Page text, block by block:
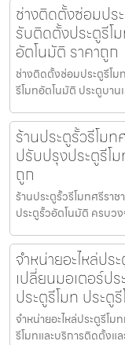
ช่างติดตั้งซ่อมปร
รับติดตั้งประตูรีโ
อัตโนมัติ ราคาถูก
ช่างติดตั้งซ่อมประตูรีโ
รีโมทอัตโนมัติ ประตูบาน
ร้านประตูรั้วรีโม
ปรับปรุงประตูรีโ
ถูก
ร้านประตูรั้วรีโมทศรีรา
ประตูรั้วอัตโนมัติ ครบว
จำหน่ายอะไหล่ปร
เปลี่ยนมอเตอร์ป
ประตูรีโมท ประตู
จำหน่ายอะไหล่ประตูรีโ
รีโมทและบริการติดตั้งแ